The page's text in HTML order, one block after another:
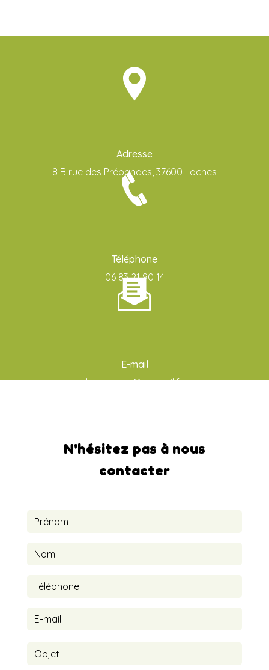
Adresse
8 B rue des Prébandes, 37600 Loches
Téléphone
06 83 21 90 14
E-mail
ludo-aude@hotmail.fr
N'hésitez pas à nous
contacter